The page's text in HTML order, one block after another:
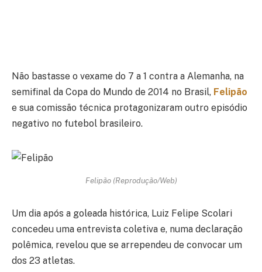
Não bastasse o vexame do 7 a 1 contra a Alemanha, na
semifinal da Copa do Mundo de 2014 no Brasil, Felipão
e sua comissão técnica protagonizaram outro episódio
negativo no futebol brasileiro.
Felipão (Reprodução/Web)
Um dia após a goleada histórica, Luiz Felipe Scolari
concedeu uma entrevista coletiva e, numa declaração
polêmica, revelou que se arrependeu de convocar um
dos 23 atletas.